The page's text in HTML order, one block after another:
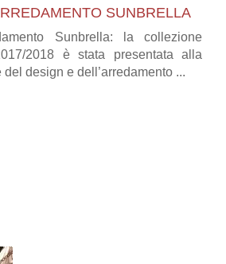
SUNBRELLA
Sunbrella: la collezione
2018 è stata presentata alla
design e dell’arredamento ...